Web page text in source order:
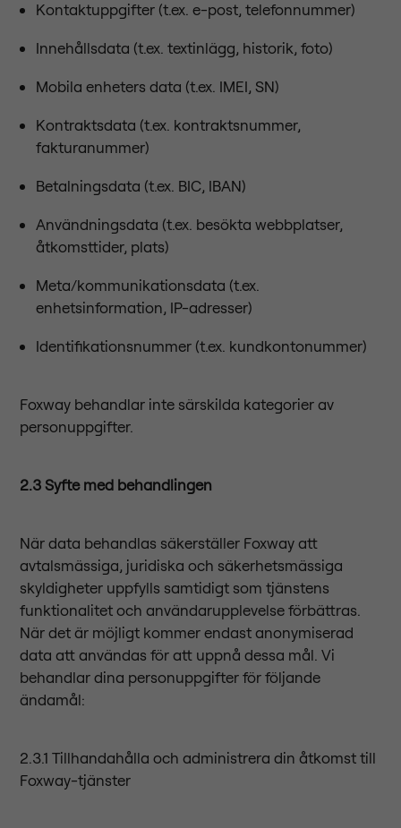
Kontaktuppgifter (t.ex. e-post, telefonnummer)
Innehållsdata (t.ex. textinlägg, historik, foto)
Mobila enheters data (t.ex. IMEI, SN)
Kontraktsdata (t.ex. kontraktsnummer,
fakturanummer)
Betalningsdata (t.ex. BIC, IBAN)
Användningsdata (t.ex. besökta webbplatser,
åtkomsttider, plats)
Meta/kommunikationsdata (t.ex.
enhetsinformation, IP-adresser)
Identifikationsnummer (t.ex. kundkontonummer)
Foxway behandlar inte särskilda kategorier av
personuppgifter.
2.3 Syfte med behandlingen
När data behandlas säkerställer Foxway att
avtalsmässiga, juridiska och säkerhetsmässiga
skyldigheter uppfylls samtidigt som tjänstens
funktionalitet och användarupplevelse förbättras.
När det är möjligt kommer endast anonymiserad
data att användas för att uppnå dessa mål. Vi
behandlar dina personuppgifter för följande
ändamål:
2.3.1 Tillhandahålla och administrera din åtkomst till
Foxway-tjänster